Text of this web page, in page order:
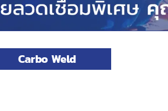
Carbo Weld